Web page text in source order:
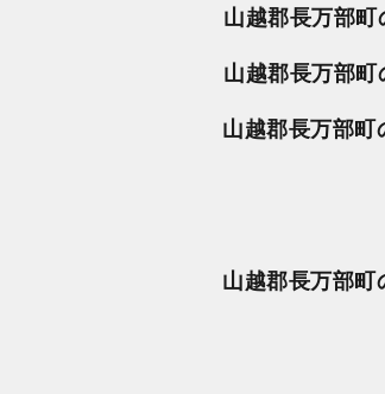
山越郡長万部町
山越郡長万部
山越郡長万部町
山越郡長万部町